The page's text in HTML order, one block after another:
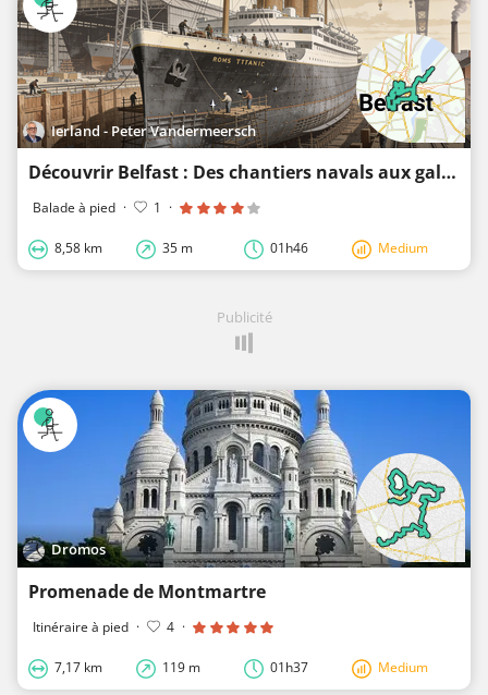
Ierland - Peter Vandermeersch
Découvrir Belfast : Des chantiers navals aux galeries chuchotantes
Balade à pied · 1 ·
8,58 km 35 m 01h46 Medium
Publicité
Dromos
Promenade de Montmartre
Itinéraire à pied · 4 ·
7,17 km 119 m 01h37 Medium